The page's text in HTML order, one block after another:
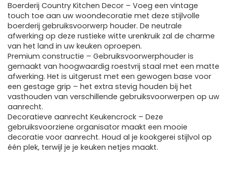
Boerderij Country Kitchen Decor – Voeg een vintage
touch toe aan uw woondecoratie met deze stijlvolle
boerderij gebruiksvoorwerp houder. De neutrale
afwerking op deze rustieke witte urenkruik zal de charme
van het land in uw keuken oproepen.
Premium constructie – Gebruiksvoorwerphouder is
gemaakt van hoogwaardig roestvrij staal met een matte
afwerking. Het is uitgerust met een gewogen base voor
een gestage grip – het extra stevig houden bij het
vasthouden van verschillende gebruiksvoorwerpen op uw
aanrecht.
Decoratieve aanrecht Keukencrock – Deze
gebruiksvoorziene organisator maakt een mooie
decoratie voor aanrecht. Houd al je kookgerei stijlvol op
één plek, terwijl je je keuken netjes maakt.